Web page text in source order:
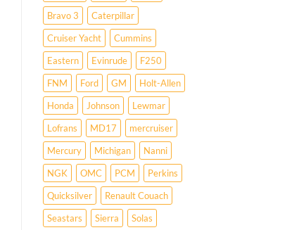
Bravo 3
Caterpillar
Cruiser Yacht
Cummins
Eastern
Evinrude
F250
FNM
Ford GM
Holt-Allen
Honda
Johnson
Lewmar
Lofrans
MD17
mercruiser
Mercury
Michigan
Nanni
NGK
OMC PCM
Perkins
Quicksilver
Renault Couach
Seastars
Sierra
Solas